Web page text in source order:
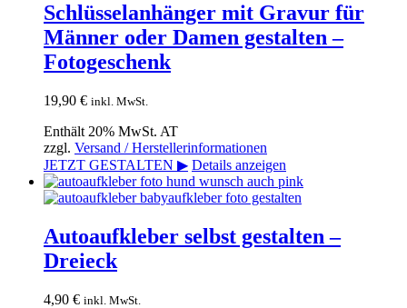
Schlüsselanhänger mit Gravur für
Männer oder Damen gestalten –
Fotogeschenk
19,90 € inkl. MwSt.
Enthält 20% MwSt. AT
zzgl. Versand / Herstellerinformationen
JETZT GESTALTEN ▶ Details anzeigen
Autoaufkleber selbst gestalten –
Dreieck
4,90 € inkl. MwSt.